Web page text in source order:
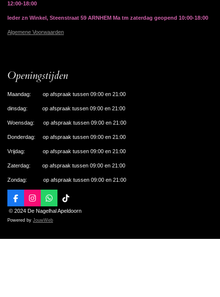
12:00-18:00
Ieder zn Winkel, Steenstraat 59 ARNHEM Ma tm zaterdag geopend 10:00-18:00
Algemene Voorwaarden
Openingstijden
Maandag: op afspraak tussen 09:00 en 21:00
dinsdag: op afspraak tussen 09:00 en 21:00
Woensdag: op afspraak tussen 09:00 en 21:00
Donderdag: op afspraak tussen 09:00 en 21:00
Vrijdag: op afspraak tussen 09:00 en 21:00
Zaterdag: op afspraak tussen 09:00 en 21:00
Zondag: op afspraak tussen 09:00 en 21:00
F
a
e
o
I
n
t
g
W
h
t
A
T
i
k
© 2024 De Nagelhal Apeldoorn
Powered by JouwWeb